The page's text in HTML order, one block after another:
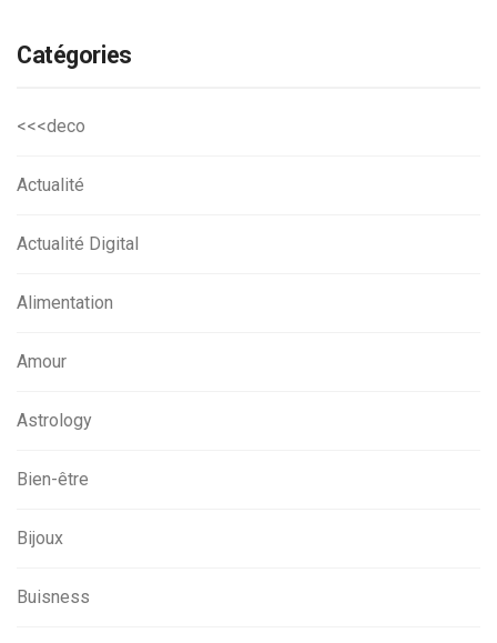
Catégories
<<<deco
Actualité
Actualité Digital
Alimentation
Amour
Astrology
Bien-être
Bijoux
Buisness